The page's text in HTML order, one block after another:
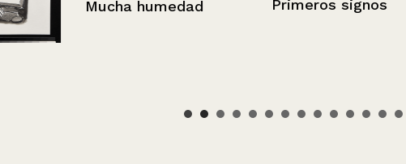
Mucha humedad Primeros signos